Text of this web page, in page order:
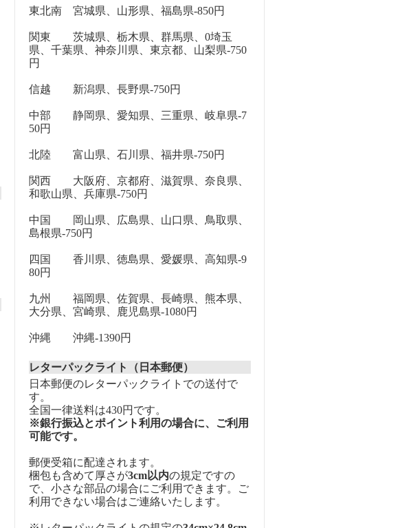
東北南 宮城県、山形県、福島県-850円
関東 茨城県、栃木県、群馬県、0埼玉
県、千葉県、神奈川県、東京都、山梨県-750
円
信越 新潟県、長野県-750円
中部 静岡県、愛知県、三重県、岐阜県-7
50円
北陸 富山県、石川県、福井県-750円
関西 大阪府、京都府、滋賀県、奈良県、
和歌山県、兵庫県-750円
中国 岡山県、広島県、山口県、鳥取県、
島根県-750円
四国 香川県、徳島県、愛媛県、高知県-9
80円
九州 福岡県、佐賀県、長崎県、熊本県、
大分県、宮崎県、鹿児島県-1080円
沖縄 沖縄-1390円
レターパックライト（日本郵便）
日本郵便のレターパックライトでの送付で
す。
全国一律送料は430円です。
※銀行振込とポイント利用の場合に、ご利用
可能です。
郵便受箱に配達されます。
梱包も含めて厚さが3cm以内の規定ですの
で、小さな部品の場合にご利用できます。ご
利用できない場合はご連絡いたします。